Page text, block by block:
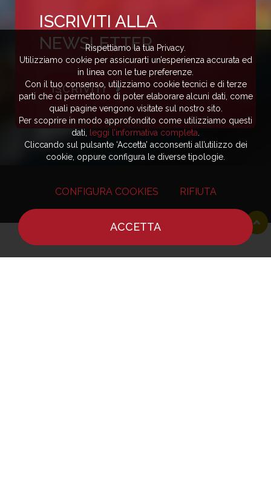
ISCRIVITI ALLA
NEWSLETTER
ISCRIVITI
Rispettiamo la tua Privacy.
Utilizziamo cookie per assicurarti un’esperienza accurata ed
in linea con le tue preferenze.
Con il tuo consenso, utilizziamo cookie tecnici e di terze
parti che ci permettono di poter elaborare alcuni dati, come
quali pagine vengono visitate sul nostro sito.
Per scoprire in modo approfondito come utilizziamo questi
dati,
leggi l’informativa completa
Cliccando sul pulsante ‘Accetta’ acconsenti all’utilizzo dei
cookie, oppure configura le diverse tipologie.
CONFIGURA COOKIES RIFIUTA
ACCETTA